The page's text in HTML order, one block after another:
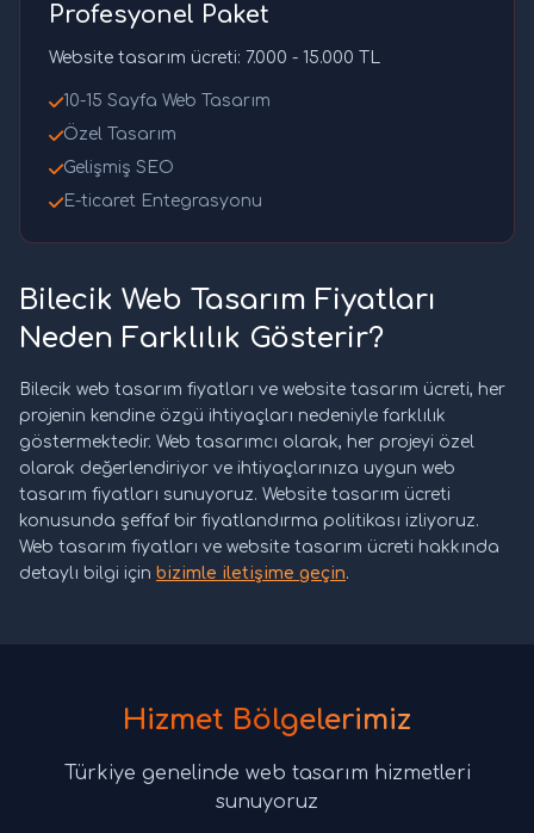
Profesyonel Paket
Website tasarım ücreti: 7.000 - 15.000 TL
10-15 Sayfa Web Tasarım
Özel Tasarım
Gelişmiş SEO
E-ticaret Entegrasyonu
Bilecik Web Tasarım Fiyatları
Neden Farklılık Gösterir?
Bilecik web tasarım fiyatları ve website tasarım ücreti, her
projenin kendine özgü ihtiyaçları nedeniyle farklılık
göstermektedir. Web tasarımcı olarak, her projeyi özel
olarak değerlendiriyor ve ihtiyaçlarınıza uygun web
tasarım fiyatları sunuyoruz. Website tasarım ücreti
konusunda şeffaf bir fiyatlandırma politikası izliyoruz.
Web tasarım fiyatları ve website tasarım ücreti hakkında
detaylı bilgi için bizimle iletişime geçin.
Hizmet Bölgelerimiz
Türkiye genelinde web tasarım hizmetleri
sunuyoruz